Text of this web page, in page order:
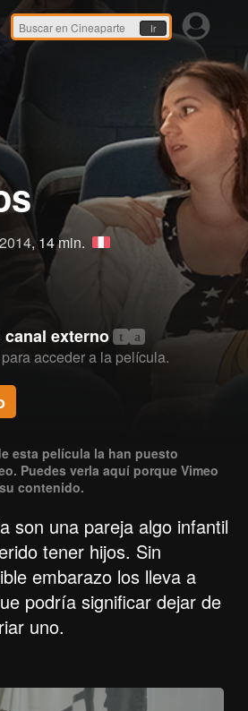
Ir
2014, 14 min.
externo t a
acceder a la película.
esta película la han puesto
Puedes verla aquí porque Vimeo
contenido.
son una pareja algo infantil
tener hijos. Sin
embarazo los lleva a
podría significar dejar de
uno.